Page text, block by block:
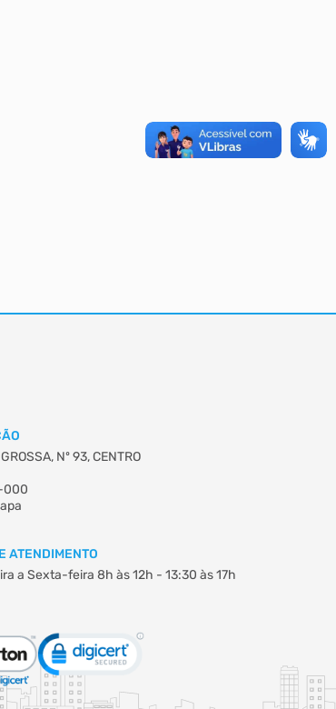
Nº 93, CENTRO
000
ATENDIMENTO
a Sexta-feira 8h às 12h - 13:30 às 17h